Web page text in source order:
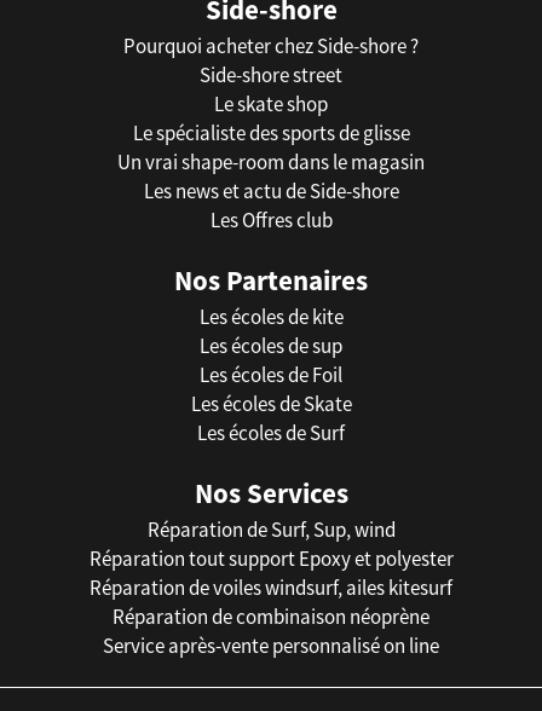
Side-shore
Pourquoi acheter chez Side-shore ?
Side-shore street
Le skate shop
Le spécialiste des sports de glisse
Un vrai shape-room dans le magasin
Les news et actu de Side-shore
Les Offres club
Nos Partenaires
Les écoles de kite
Les écoles de sup
Les écoles de Foil
Les écoles de Skate
Les écoles de Surf
Nos Services
Réparation de Surf, Sup, wind
Réparation tout support Epoxy et polyester
Réparation de voiles windsurf, ailes kitesurf
Réparation de combinaison néoprène
Service après-vente personnalisé on line